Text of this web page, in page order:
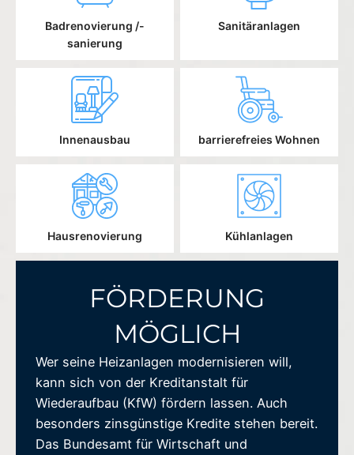
Badrenovierung /-
sanierung
Sanitäranlagen
Innenausbau barrierefreies Wohnen
Hausrenovierung Kühlanlagen
FÖRDERUNG
MÖGLICH
Wer seine Heizanlagen modernisieren will,
kann sich von der Kreditanstalt für
Wiederaufbau (KfW) fördern lassen. Auch
besonders zinsgünstige Kredite stehen bereit.
Das Bundesamt für Wirtschaft und